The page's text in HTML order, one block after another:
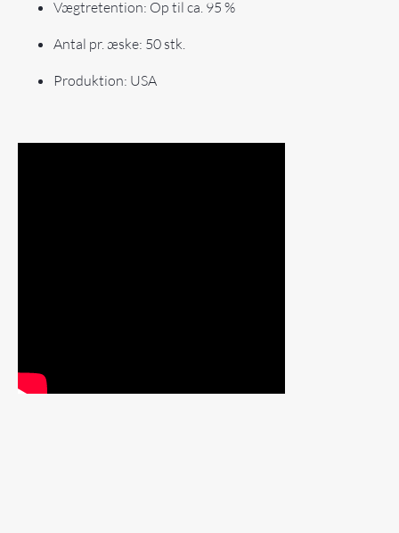
Vægtretention: Op til ca. 95 %
Antal pr. æske: 50 stk.
Produktion: USA